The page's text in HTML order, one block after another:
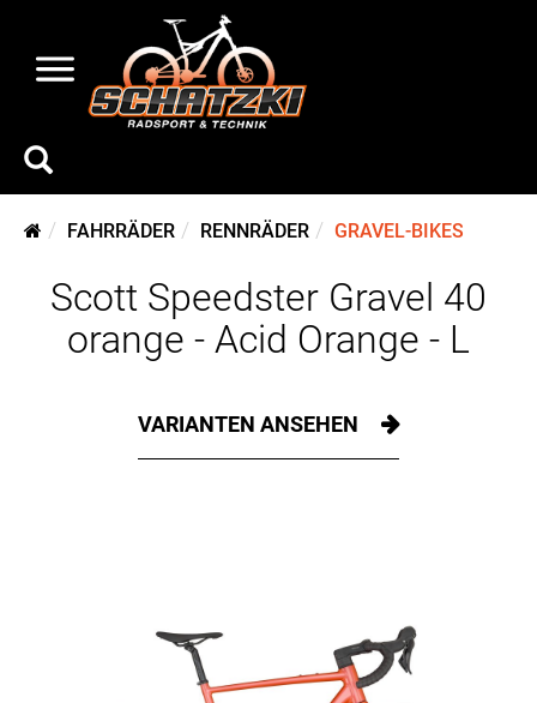
FAHRRÄDER RENNRÄDER GRAVEL-BIKES
Scott Speedster Gravel 40
orange - Acid Orange - L
VARIANTEN ANSEHEN